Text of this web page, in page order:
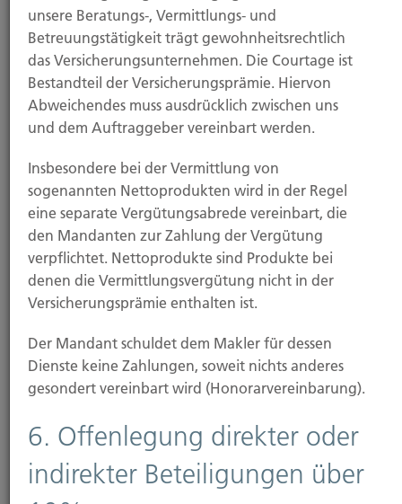
Private Krankenversicherung: Steigende
Beiträge zeichnen sich ab
21.11.2025
Sturm- und Hagelschäden: So melden Sie
Schäden richtig
Leistungen
Sichern
unsere Beratungs-, Vermittlungs- und
Betreuungstätigkeit trägt gewohnheitsrechtlich
das Versicherungsunternehmen. Die Courtage ist
Bestandteil der Versicherungsprämie. Hiervon
Abweichendes muss ausdrücklich zwischen uns
und dem Auftraggeber vereinbart werden.
Insbesondere bei der Vermittlung von
sogenannten Nettoprodukten wird in der Regel
eine separate Vergütungsabrede vereinbart, die
den Mandanten zur Zahlung der Vergütung
verpflichtet. Nettoprodukte sind Produkte bei
denen die Vermittlungsvergütung nicht in der
Versicherungsprämie enthalten ist.
Der Mandant schuldet dem Makler für dessen
Dienste keine Zahlungen, soweit nichts anderes
gesondert vereinbart wird (Honorarvereinbarung).
6. Offenlegung direkter oder
indirekter Beteiligungen über